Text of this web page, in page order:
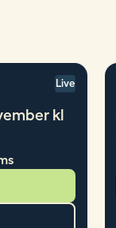
Live
kl